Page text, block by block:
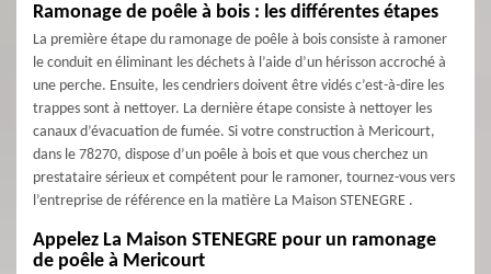
Ramonage de poêle à bois : les différentes étapes
La première étape du ramonage de poêle à bois consiste à ramoner
le conduit en éliminant les déchets à l’aide d’un hérisson accroché à
une perche. Ensuite, les cendriers doivent être vidés c’est-à-dire les
trappes sont à nettoyer. La dernière étape consiste à nettoyer les
canaux d’évacuation de fumée. Si votre construction à Mericourt,
dans le 78270, dispose d’un poêle à bois et que vous cherchez un
prestataire sérieux et compétent pour le ramoner, tournez-vous vers
l’entreprise de référence en la matière La Maison STENEGRE .
Appelez La Maison STENEGRE pour un ramonage
de poêle à Mericourt